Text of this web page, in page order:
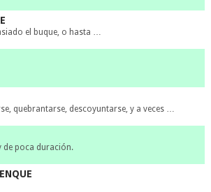
el buque, o hasta …
quebrantarse, descoyuntarse, y a veces …
de poca duración.